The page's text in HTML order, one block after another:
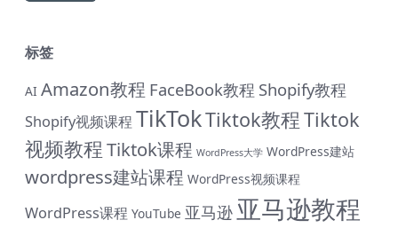
标签
AI Amazon教程 FaceBook教程 Shopify教程
Shopify视频课程 TikTokTiktok教程Tiktok
视频教程Tiktok课程 WordPress大学 WordPress建站
wordpress建站课程 WordPress视频课程
WordPress课程 YouTube 亚马逊 亚马逊教程